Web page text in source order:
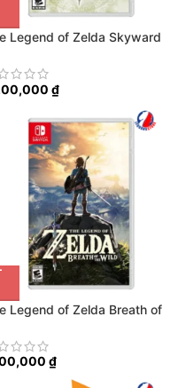
Legend of Zelda Skyward
₫
Legend of Zelda Breath of
₫